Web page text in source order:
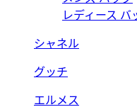
レディース バ
シャネル
グッチ
エルメス